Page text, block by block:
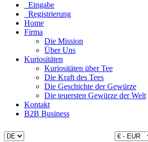
Eingabe
Registrierung
Home
Firma
Die Mission
Über Uns
Kuriositäten
Kuriositäten über Tee
Die Kraft des Tees
Die Geschichte der Gewürze
Die teuersten Gewürze der Welt
Kontakt
B2B Business